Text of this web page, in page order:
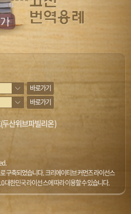
바로가기
바로가기
두산위브파빌리온)
구축되었습니다. 크리에이티브 커먼즈 라이선스
한민국 라이선스에 따라 이용할 수 있습니다.